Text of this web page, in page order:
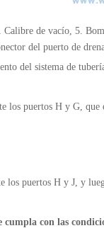
de vacío, 5.
del puerto de
del sistema de
puertos H y G, que
puertos H y J, y
con las